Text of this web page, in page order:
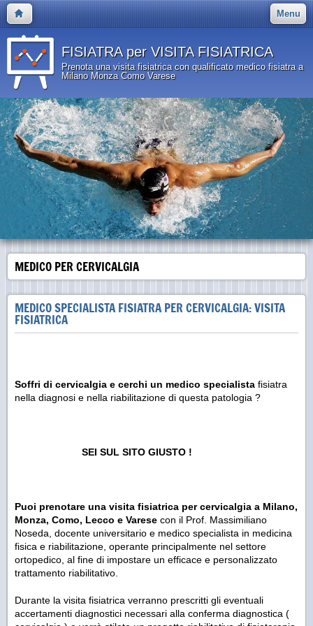
Menu
FISIATRA per VISITA FISIATRICA
Prenota una visita fisiatrica con qualificato medico fisiatra a
Milano Monza Como Varese
MEDICO PER CERVICALGIA
MEDICO SPECIALISTA FISIATRA PER CERVICALGIA: VISITA
FISIATRICA
Soffri di cervicalgia e cerchi un medico specialista fisiatra
nella diagnosi e nella riabilitazione di questa patologia ?
SEI SUL SITO GIUSTO !
Puoi prenotare una visita fisiatrica per cervicalgia a Milano,
Monza, Como, Lecco e Varese con il Prof. Massimiliano
Noseda, docente universitario e medico specialista in medicina
fisica e riabilitazione, operante principalmente nel settore
ortopedico, al fine di impostare un efficace e personalizzato
trattamento riabilitativo.
Durante la visita fisiatrica verranno prescritti gli eventuali
accertamenti diagnostici necessari alla conferma diagnostica (